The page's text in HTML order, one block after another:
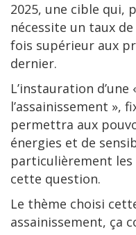
2025, une cible qui,
nécessite un taux
fois supérieur aux
dernier.
L’instauration
l’assainissement »,
permettra aux
énergies et de
particulièrement
cette question.
Le thème choisi
assainissement, ça